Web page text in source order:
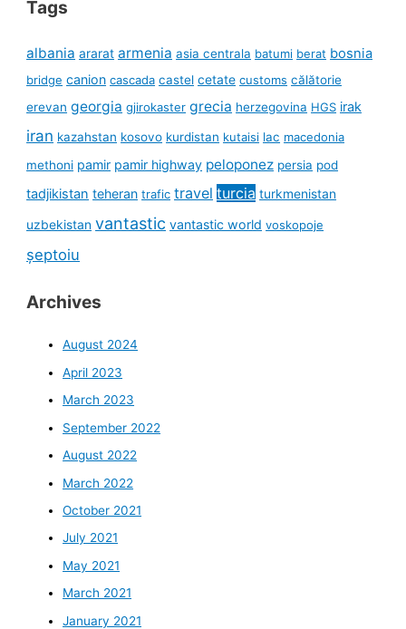
Tags
albania ararat armenia asia centrala batumi berat bosnia
bridge canion cascada castel cetate customs călătorie
erevan georgia gjirokaster grecia herzegovina HGS irak
iran kazahstan kosovo kurdistan kutaisi lac macedonia
methoni pamir pamir highway peloponez persia pod
tadjikistan teheran trafic travel turcia turkmenistan
uzbekistan vantastic vantastic world voskopoje
șeptoiu
Archives
August 2024
April 2023
March 2023
September 2022
August 2022
March 2022
October 2021
July 2021
May 2021
March 2021
January 2021